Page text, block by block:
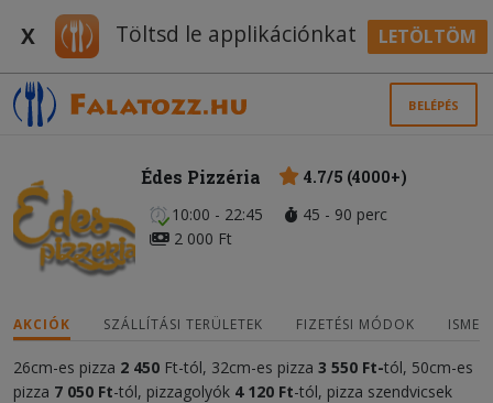
X Töltsd le applikációnkat LETÖLTÖM
BELÉPÉS
Édes Pizzéria
4.7/5 (4000+)
10:00 - 22:45
45 - 90 perc
2 000 Ft
AKCIÓK SZÁLLÍTÁSI TERÜLETEK FIZETÉSI MÓDOK
26cm-es pizza 2 450 Ft-tól, 32cm-es pizza 3 550 Ft-tól, 50cm-es
pizza 7 050 Ft-tól, pizzagolyók 4 120 Ft-tól, pizza szendvicsek